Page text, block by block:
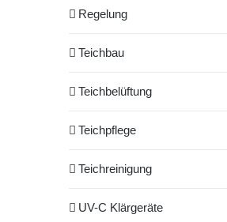
Regelung
Teichbau
Teichbelüftung
Teichpflege
Teichreinigung
UV-C Klärgeräte